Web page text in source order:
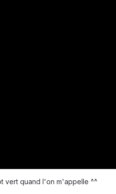
vert quand l'on m'appelle ^^